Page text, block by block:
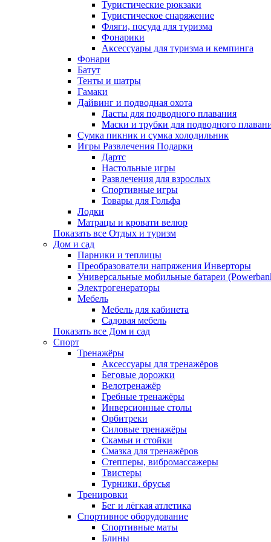
Туристические рюкзаки
Туристическое снаряжение
Фляги, посуда для туризма
Фонарики
Аксессуары для туризма и кемпинга
Фонари
Батут
Тенты и шатры
Гамаки
Дайвинг и подводная охота
Ласты для подводного плавания
Маски и трубки для подводного
Сумка пикник и сумка холодильник
Игры Развлечения Подарки
Дартс
Настольные игры
Развлечения для взрослых
Спортивные игры
Товары для Гольфа
Лодки
Матрацы и кровати велюр
Показать все Отдых и туризм
Дом и сад
Парники и теплицы
Преобразователи напряжения Инверторы
Универсальные мобильные батареи
Электрогенераторы
Мебель
Мебель для кабинета
Садовая мебель
Показать все Дом и сад
Спорт
Тренажёры
Аксессуары для тренажёров
Беговые дорожки
Велотренажёр
Гребные тренажёры
Инверсионные столы
Орбитреки
Силовые тренажёры
Скамьи и стойки
Смазка для тренажёров
Степперы, вибромассажеры
Твистеры
Турники, брусья
Тренировки
Бег и лёгкая атлетика
Спортивное оборудование
Спортивные маты
Блины